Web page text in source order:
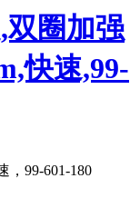
双圈加强
快速,99-
，99-601-180